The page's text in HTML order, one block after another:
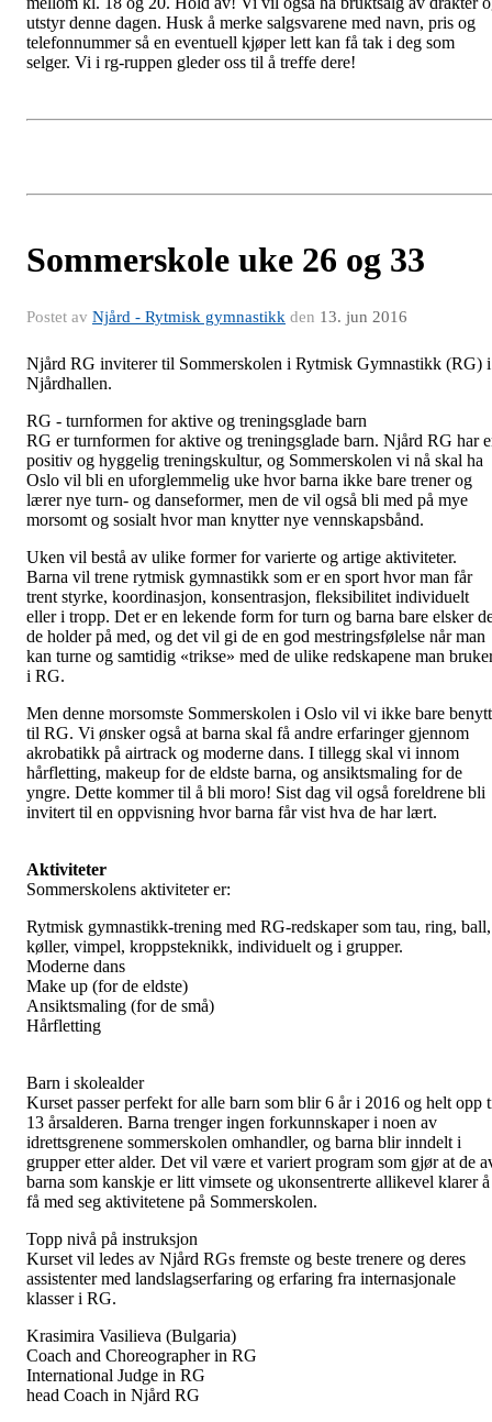
utstyr denne dagen. Husk å merke salgsvarene med navn, pris og
telefonnummer så en eventuell kjøper lett kan få tak i deg som
selger. Vi i rg-ruppen gleder oss til å treffe dere!
Sommerskole uke 26 og 33
Postet av Njård - Rytmisk gymnastikk den 13. jun 2016
Njård RG inviterer til Sommerskolen i Rytmisk Gymnastikk (RG) i
Njårdhallen.
RG - turnformen for aktive og treningsglade barn
RG er turnformen for aktive og treningsglade barn. Njård RG har
positiv og hyggelig treningskultur, og Sommerskolen vi nå skal ha
Oslo vil bli en uforglemmelig uke hvor barna ikke bare trener og
lærer nye turn- og danseformer, men de vil også bli med på mye
morsomt og sosialt hvor man knytter nye vennskapsbånd.
Uken vil bestå av ulike former for varierte og artige aktiviteter.
Barna vil trene rytmisk gymnastikk som er en sport hvor man får
trent styrke, koordinasjon, konsentrasjon, fleksibilitet individuelt
eller i tropp. Det er en lekende form for turn og barna bare elsker
de holder på med, og det vil gi de en god mestringsfølelse når man
kan turne og samtidig «trikse» med de ulike redskapene man
i RG.
Men denne morsomste Sommerskolen i Oslo vil vi ikke bare
til RG. Vi ønsker også at barna skal få andre erfaringer gjennom
akrobatikk på airtrack og moderne dans. I tillegg skal vi innom
hårfletting, makeup for de eldste barna, og ansiktsmaling for de
yngre. Dette kommer til å bli moro! Sist dag vil også foreldrene bli
invitert til en oppvisning hvor barna får vist hva de har lært.
Aktiviteter
Sommerskolens aktiviteter er:
Rytmisk gymnastikk-trening med RG-redskaper som tau, ring, ball,
køller, vimpel, kroppsteknikk, individuelt og i grupper.
Moderne dans
Make up (for de eldste)
Ansiktsmaling (for de små)
Hårfletting
Barn i skolealder
Kurset passer perfekt for alle barn som blir 6 år i 2016 og helt opp
13 årsalderen. Barna trenger ingen forkunnskaper i noen av
idrettsgrenene sommerskolen omhandler, og barna blir inndelt i
grupper etter alder. Det vil være et variert program som gjør at de
barna som kanskje er litt vimsete og ukonsentrerte allikevel klarer å
få med seg aktivitetene på Sommerskolen.
Topp nivå på instruksjon
Kurset vil ledes av Njård RGs fremste og beste trenere og deres
assistenter med landslagserfaring og erfaring fra internasjonale
klasser i RG.
Krasimira Vasilieva (Bulgaria)
Coach and Choreographer in RG
International Judge in RG
head Coach in Njård RG